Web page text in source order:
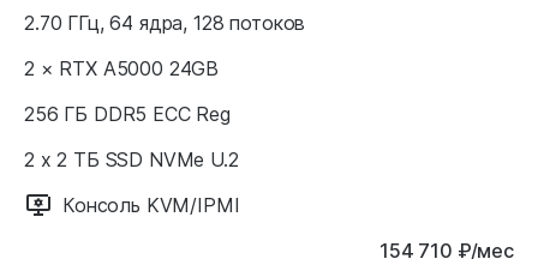
2.70 ГГц, 64 ядра, 128 потоков
2 × RTX A5000 24GB
256 ГБ DDR5 ECC Reg
2 x 2 ТБ SSD NVMe U.2
Консоль KVM/IPMI
154 710 ₽/мес